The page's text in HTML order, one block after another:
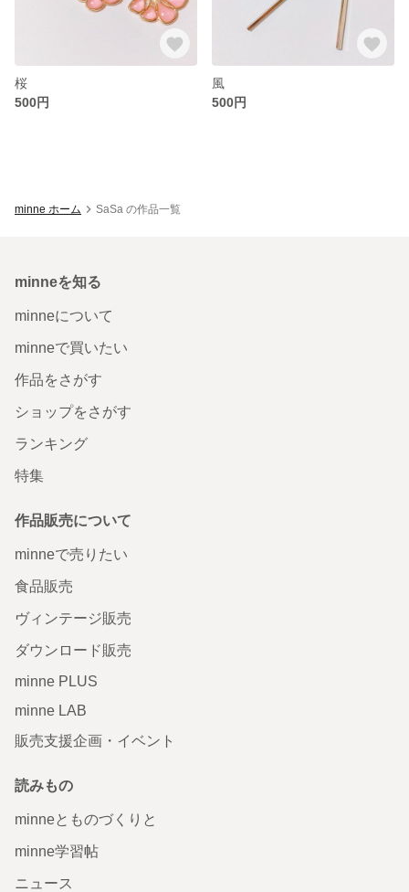
桜
500円
風
500円
minne ホーム SaSa の作品一覧
minneを知る
minneについて
minneで買いたい
作品をさがす
ショップをさがす
ランキング
特集
作品販売について
minneで売りたい
食品販売
ヴィンテージ販売
ダウンロード販売
minne PLUS
minne LAB
販売支援企画・イベント
読みもの
minneとものづくりと
minne学習帖
ニュース